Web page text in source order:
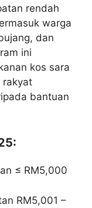
rendah
warga
dan
ini
kos sara
rakyat
bantuan
≤ RM5,000
RM5,001 –